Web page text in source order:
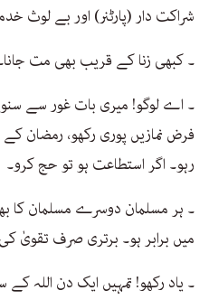
شراکت دار (پارٹنر) اور بے لوث
۔ کبھی زنا کے قریب بھی مت
۔ اے لوگو! میری بات غور سے
فرض نمازیں پوری رکھو، رمضان
رہو۔ اگر استطاعت ہو تو حج کرو۔
۔ ہر مسلمان دوسرے مسلمان کا
میں برابر ہو۔ برتری صرف تقویٰ
۔ یاد رکھو! تمہیں ایک دن اللہ